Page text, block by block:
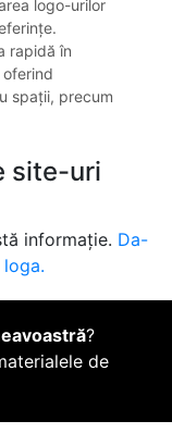
logo-urilor
rapidă în
spații, precum
site-uri
informație. Da-
?
de